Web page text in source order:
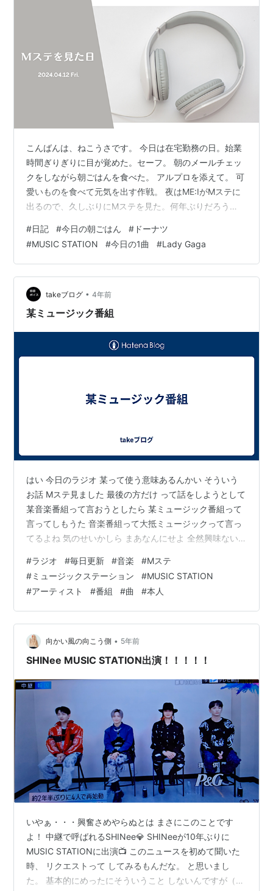
サヨナラホームラン
スガシカオ
2010年4月
（1007回）
ずっと好きだった／ 斉藤和義
NAMIDA〜ココロアバイテ〜／
ゼブラクイーン
バクチ・ダンサー／DOES
Lie／ ノースリーブス
ナチュラルに恋して
／ Perfume
2010-04-23
もしも、この世界から○○がなくなったら
aiko
ヒマワリ-Growing Sunflower-／SPEED
赤いスイートピー／徳永英明
2010-04-16（1005回）
勇気100%／NYC
Microphone／浜崎あゆみ
不自然なガール／Perfume
テレホン ／レディー・ガガ
2010-04-02
さくらガール ・weeeek／「NEWS」
will
サウダージ
MONSTER
ポルノグラフティ
ボーイフレンド・beat
aiko
SEASONS
Microphone ／ 浜崎あゆみ
2010年3月
2010-03-12(1003回)
ノスタルジア / いきものがかり
サクラサク/北乃きい
こんばんは、ねこうさです。 今日は在宅勤務の日。始業
時間ぎりぎりに目が覚めた。セーフ。 朝のメールチェッ
クをしながら朝ごはんを食べた。 アルプロを添えて。 可
愛いものを食べて元気を出す作戦。 夜はME:IがMステに
出るので、久しぶりにMステを見た。何年ぶりだろう
たこともあるが、その時からセットも番組内容もかなり
変わっていて驚いた。 昔の映像を見るコーナーが長いな
んて噂も聞いていたけど、今や生放送に出ているアーテ
ィスト達が歌う時間より、そっちがメインじゃないかと
言うぐらい本当に長かった（笑）しかし久しぶりに見る
者としてはなんだかんだ楽しんで見た…
#日記 #今日の朝ごはん # ドーナツ
#MUSIC STATION #今日の1曲 #Lady Gaga
takeブログ • 4年前
某ミュージック番組
はい 今日のラジオ 某って使う意味あるんかい そういう
お話 Mステ見ました 最後の方だけ って話をしようとして
某音楽番組って言おうとしたら 某ミュージック番組って
言ってしもうた 音楽番組って大抵ミュージックって言っ
てるよね 気のせいかしら まあなんにせよ 全然興味ない
こいいなって思うし また聴きたいなって思うこともある
音楽の幅 広げよう。
#ラジオ #毎日更新 #音楽 #Mステ
#ミュージックステーション #MUSIC STATION
#アーティスト #番組 #曲 #本人
向かい風の向こう側 • 5年前
SHINee MUSIC STATION出演！！！！！
いやぁ・・・興奮さめやらぬとは まさにこのことです
よ！ 中継で呼ばれるSHINee💎 SHINeeが10年ぶりに
MUSIC STATIONに出演📺 このニュースを初めて聞いた
時、 リクエストって してみるもんだな。 と思いまし
た。 基本的にめったにそういうこと しないんですが（オ